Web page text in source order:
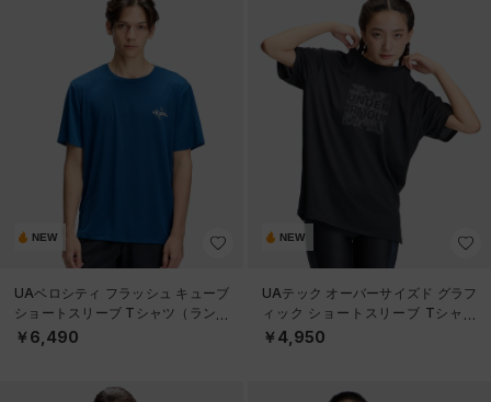
NEW
UAベロシティ フラッシュ キューブ
ショートスリーブ Tシャツ（ランニ
ング/MEN）
￥6,490
NEW
UAテック オーバーサイズド グラフ
ィック ショートスリーブ Tシャツ
（トレーニング/WOMEN）
￥4,950